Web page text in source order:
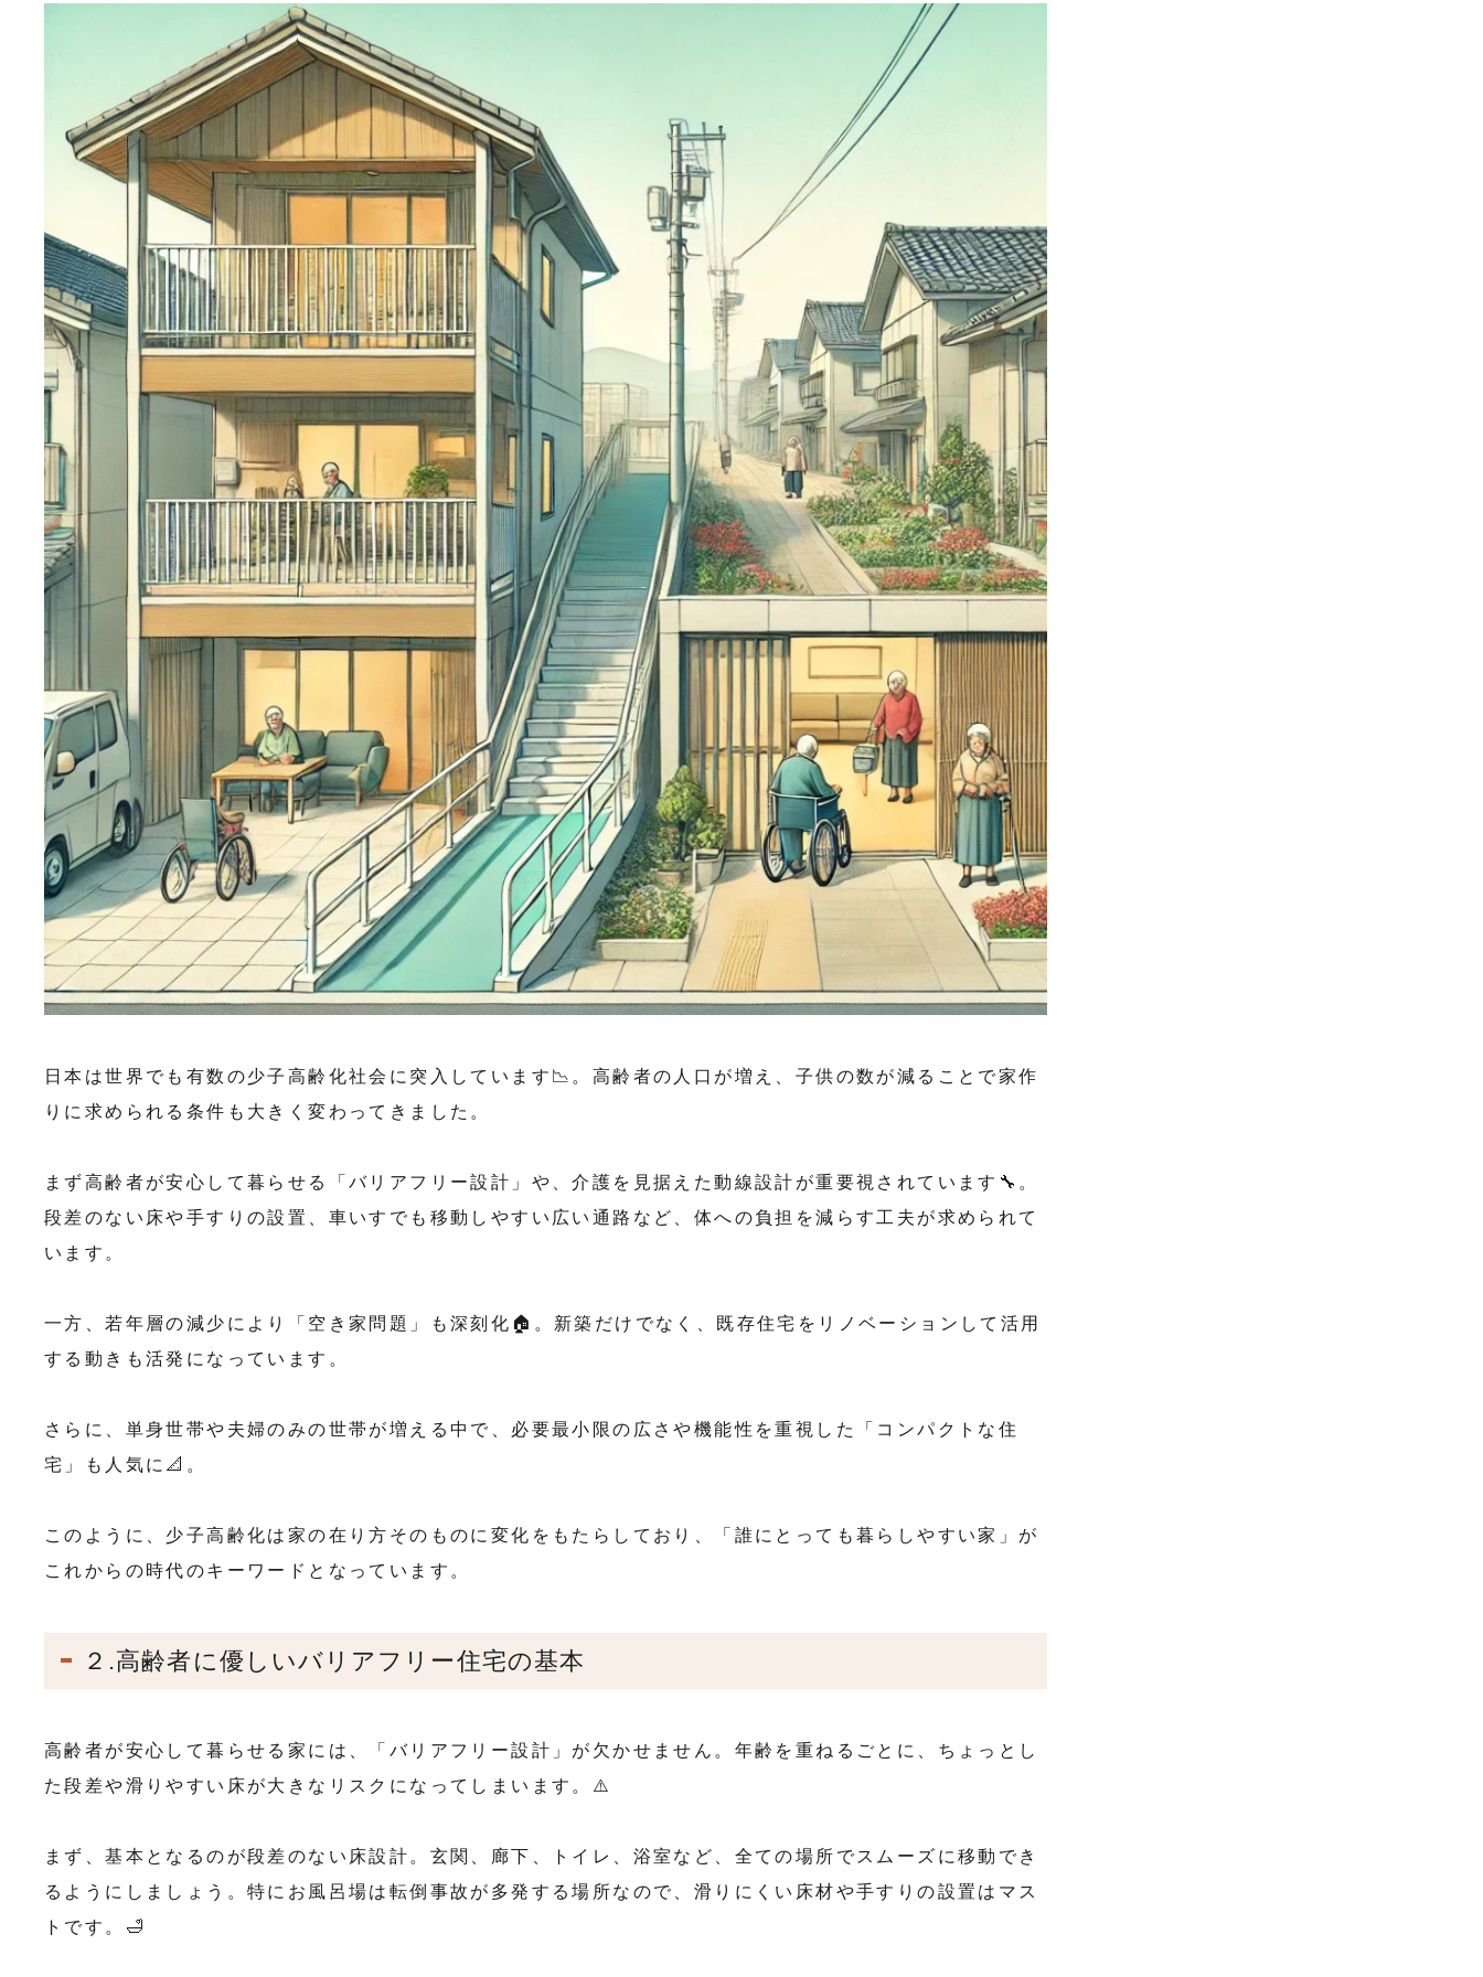
日本は世界でも有数の少子高齢化社会に突入しています📉。高齢者の人口が増え、子供の数が減ることで家作
りに求められる条件も大きく変わってきました。
まず高齢者が安心して暮らせる「バリアフリー設計」や、介護を見据えた動線設計が重要視されています🔧。
段差のない床や手すりの設置、車いすでも移動しやすい広い通路など、体への負担を減らす工夫が求められて
います。
一方、若年層の減少により「空き家問題」も深刻化🏠。新築だけでなく、既存住宅をリノベーションして活用
する動きも活発になっています。
さらに、単身世帯や夫婦のみの世帯が増える中で、必要最小限の広さや機能性を重視した「コンパクトな住
宅」も人気に📐。
このように、少子高齢化は家の在り方そのものに変化をもたらしており、「誰にとっても暮らしやすい家」が
これからの時代のキーワードとなっています。
２.高齢者に優しいバリアフリー住宅の基本
高齢者が安心して暮らせる家には、「バリアフリー設計」が欠かせません。年齢を重ねるごとに、ちょっとし
た段差や滑りやすい床が大きなリスクになってしまいます。⚠️
まず、基本となるのが段差のない床設計。玄関、廊下、トイレ、浴室など、全ての場所でスムーズに移動でき
るようにしましょう。特にお風呂場は転倒事故が多発する場所なので、滑りにくい床材や手すりの設置はマス
トです。🛁